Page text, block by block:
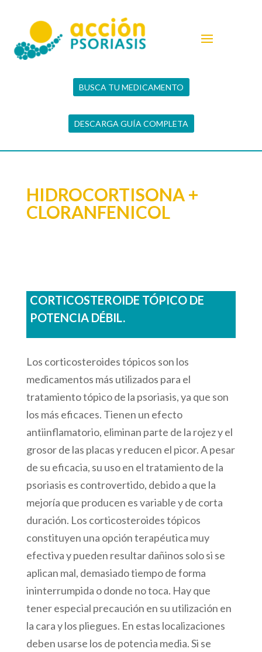
BUSCA TU MEDICAMENTO
DESCARGA GUÍA COMPLETA
HIDROCORTISONA +
CLORANFENICOL
CORTICOSTEROIDE TÓPICO DE
POTENCIA DÉBIL.
Los corticosteroides tópicos son los
medicamentos más utilizados para el
tratamiento tópico de la psoriasis, ya que son
los más eficaces. Tienen un efecto
antiinflamatorio, eliminan parte de la rojez y el
grosor de las placas y reducen el picor. A pesar
de su eficacia, su uso en el tratamiento de la
psoriasis es controvertido, debido a que la
mejoría que producen es variable y de corta
duración. Los corticosteroides tópicos
constituyen una opción terapéutica muy
efectiva y pueden resultar dañinos solo si se
aplican mal, demasiado tiempo de forma
ininterrumpida o donde no toca. Hay que
tener especial precaución en su utilización en
la cara y los pliegues. En estas localizaciones
deben usarse los de potencia media. Si se